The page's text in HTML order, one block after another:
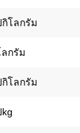
กิโลกรัม
ลกรัม
กิโลกรัม